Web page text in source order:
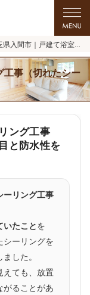
戸建て浴室のシーリング工事（切れたシール材を補修して見た目と防水性を改善）
工事（切れたシー
ーム・リノベーション
手がける工務店なら住
ング工事
と防水性を
ーリング工事
いたことを
シーリングを
した。
えても、放置
がることがあ